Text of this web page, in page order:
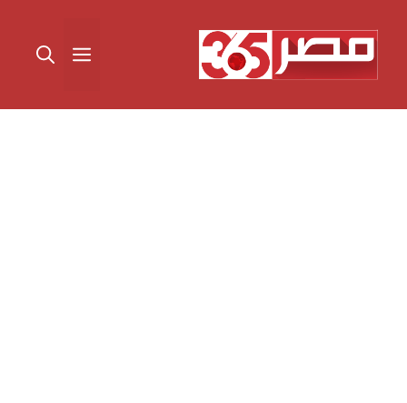
المحتوى القائمة